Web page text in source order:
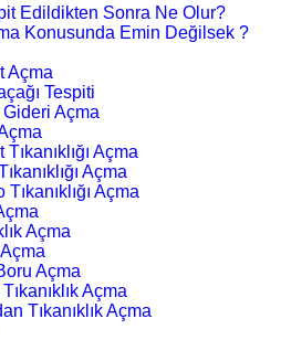
Edildikten Sonra Ne Olur?
Konusunda Emin Değilsek ?
Açma
Tespiti
Açma
Açma
Açma
Açma
Açma
Açma
Açma
Tıkanıklık Açma